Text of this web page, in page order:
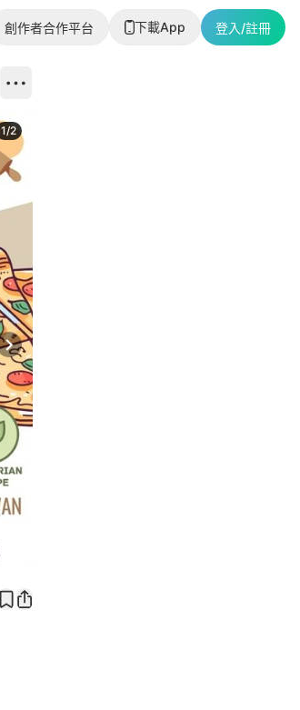
創作者合作平台 下載App 登入/註冊
Next slide
1/2